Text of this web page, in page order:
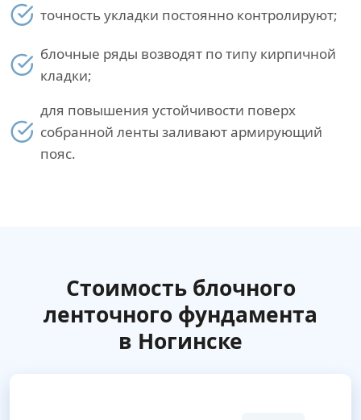
точность укладки постоянно контролируют;
блочные ряды возводят по типу кирпичной
кладки;
для повышения устойчивости поверх
собранной ленты заливают армирующий
пояс.
Стоимость блочного
ленточного фундамента
в Ногинске